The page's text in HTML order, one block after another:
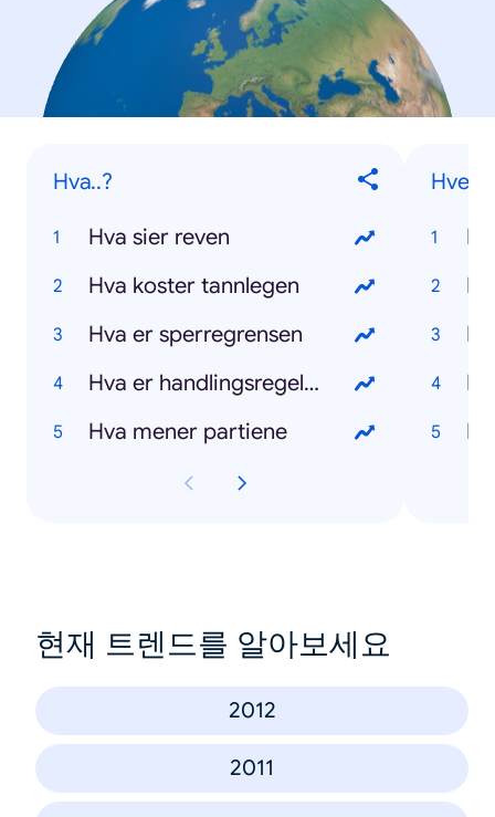
Hva..?
Hva sier reven
Hva koster tannlegen
Hva er sperregrensen
Hva er handlingsregelen
Hva mener partiene
현재 트렌드를 알아보세요
2012
2011